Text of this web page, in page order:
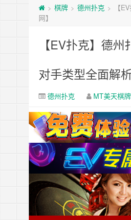
> 棋牌 > 德州扑克 >
【
网】
【EV扑克】德
对手类型全面解
德州扑克 MT美天棋牌